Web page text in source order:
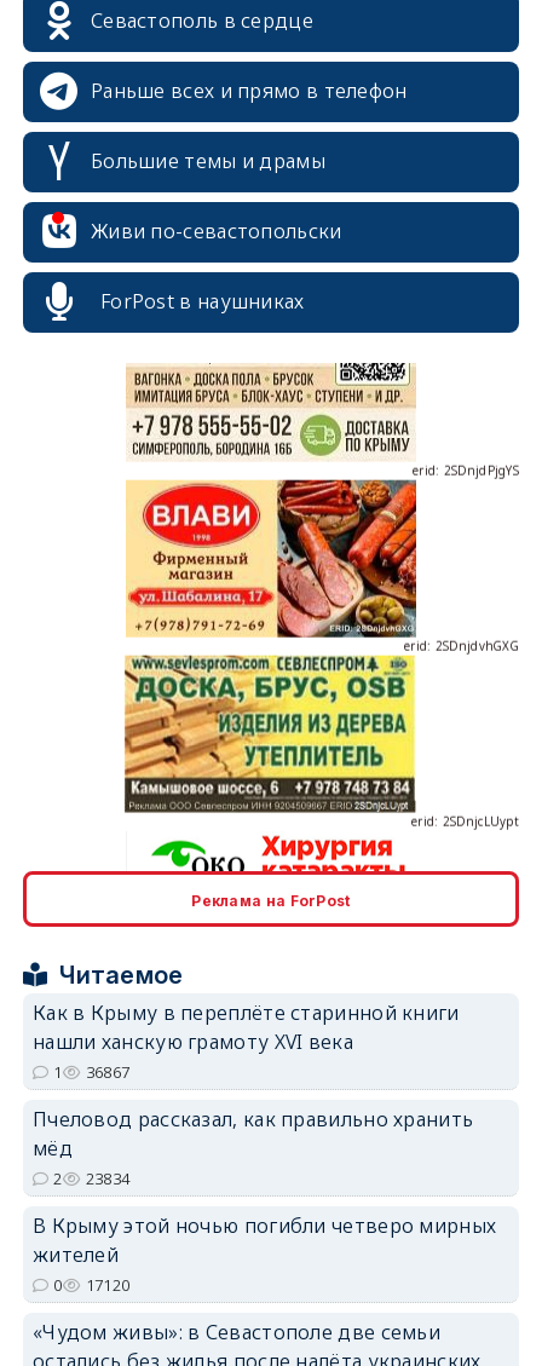
Севастополь в сердце
Раньше всех и прямо в телефон
Большие темы и драмы
Живи по-севастопольски
ForPost в наушниках
erid: 2SDnjcrDNw6
erid: 2SDnjdPjgYS
erid: 2SDnjdvhGXG
erid: 2SDnjcrDNw6
erid: 2SDnjdPjgYS
Реклама на ForPost
Читаемое
Как в Крыму в переплёте старинной книги
нашли ханскую грамоту XVI века
1 36867
Пчеловод рассказал, как правильно хранить
мёд
2 23834
В Крыму этой ночью погибли четверо мирных
жителей
0 17120
«Чудом живы»: в Севастополе две семьи